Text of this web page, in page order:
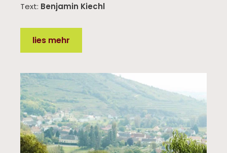
Text: Benjamin Kiechl
lies mehr